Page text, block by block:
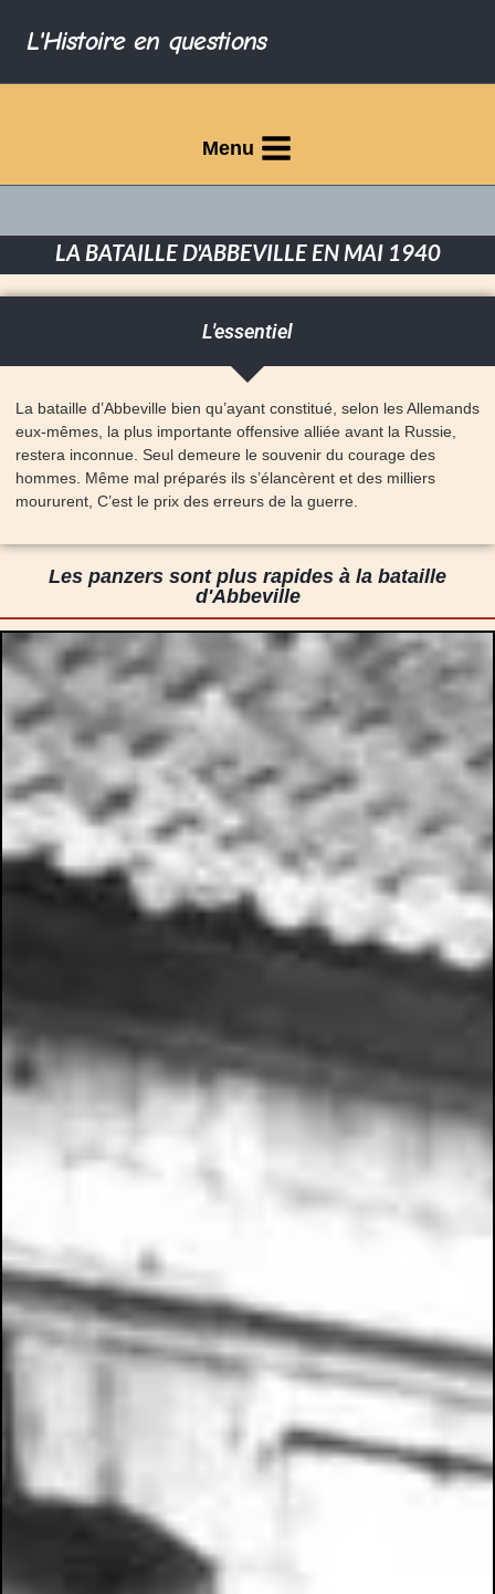
L'Histoire en questions
Menu
LA BATAILLE D'ABBEVILLE EN MAI 1940
L'essentiel
La bataille d’Abbeville bien qu’ayant constitué, selon les Allemands
eux-mêmes, la plus importante offensive alliée avant la Russie,
restera inconnue. Seul demeure le souvenir du courage des
hommes. Même mal préparés ils s’élancèrent et des milliers
moururent, C’est le prix des erreurs de la guerre.
Les panzers sont plus rapides à la bataille
d'Abbeville